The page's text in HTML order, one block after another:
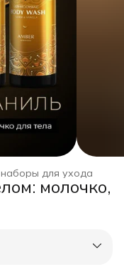
наборы для ухода
молочко,